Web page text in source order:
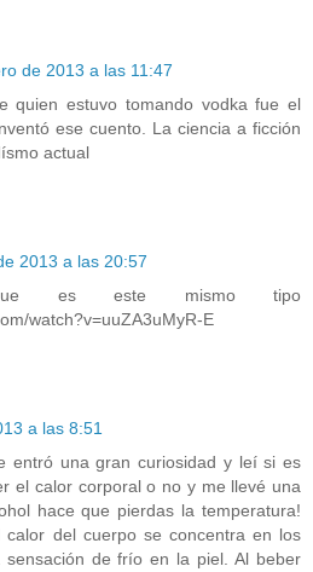
de 2013 a las 11:47
quien estuvo tomando vodka fue el
ese cuento. La ciencia a ficción
actual
2013 a las 20:57
es este mismo tipo
watch?v=uuZA3uMyR-E
a las 8:51
entró una gran curiosidad y leí si es
el calor corporal o no y me llevé una
hace que pierdas la temperatura!
del cuerpo se concentra en los
sensación de frío en la piel. Al beber